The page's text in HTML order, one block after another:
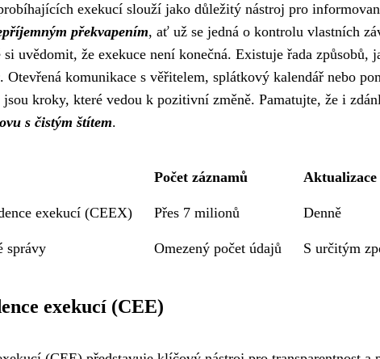
exekucí slouží jako důležitý nástroj pro
překvapením, ať už se jedná o kontrolu vlastních
si uvědomit, že exekuce není konečná. Existuje řada způsobů,
. Otevřená komunikace s věřitelem, splátkový kalendář nebo
kroky, které vedou k pozitivní změně. Pamatujte, že i
s čistým štítem.
Počet záznamů Aktualizace
exekucí (CEEX) Přes 7 milionů Denně
správy Omezený počet údajů S určitým
exekucí (CEE)